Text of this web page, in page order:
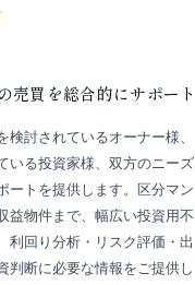
売買を総合的にサポート
検討されているオーナー様、
いる投資家様、双方のニーズ
ートを提供します。区分マン
益物件まで、幅広い投資用不
利回り分析・リスク評価・出
判断に必要な情報をご提供し